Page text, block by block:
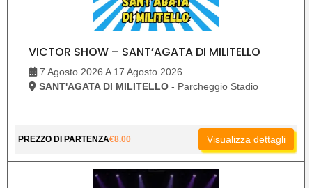
VICTOR SHOW – SANT’AGATA DI MILITELLO
7 Agosto 2026 A 17 Agosto 2026
SANT'AGATA DI MILITELLO - Parcheggio Stadio
PREZZO DI PARTENZA€8.00 Visualizza dettagli